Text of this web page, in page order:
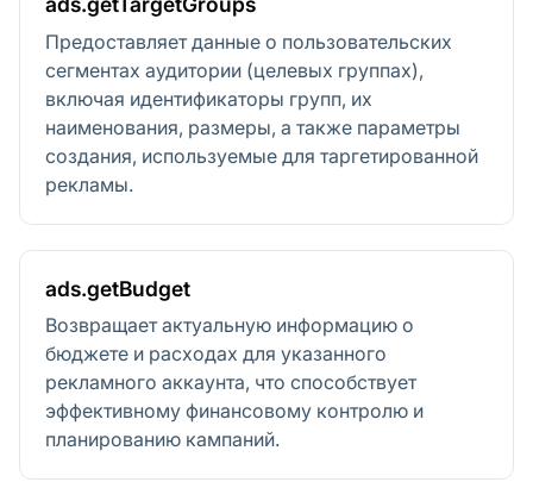
Предоставляет данные о пользовательских
сегментах аудитории (целевых группах),
включая идентификаторы групп, их
наименования, размеры, а также параметры
создания, используемые для таргетированной
рекламы.
ads.getBudget
Возвращает актуальную информацию о
бюджете и расходах для указанного
рекламного аккаунта, что способствует
эффективному финансовому контролю и
планированию кампаний.